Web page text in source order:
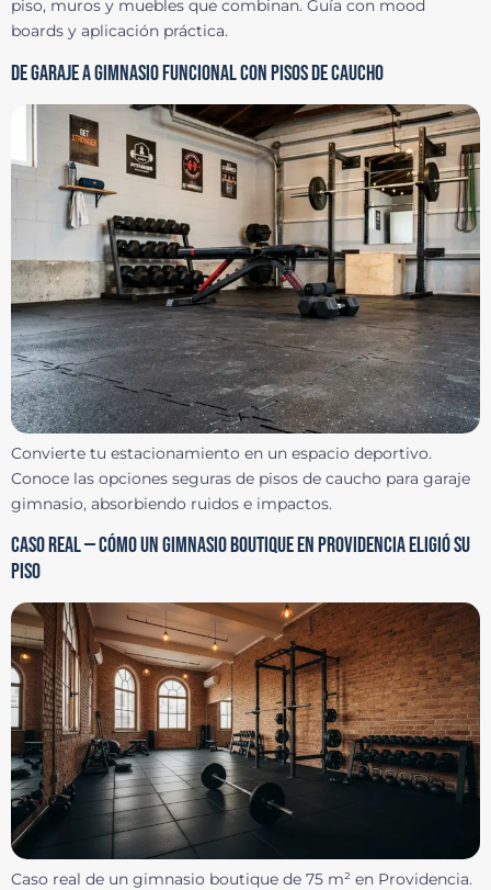
piso, muros y muebles que combinan. Guía con mood
boards y aplicación práctica.
DE GARAJE A GIMNASIO FUNCIONAL CON PISOS DE CAUCHO
Convierte tu estacionamiento en un espacio deportivo.
Conoce las opciones seguras de pisos de caucho para garaje
gimnasio, absorbiendo ruidos e impactos.
CASO REAL — CÓMO UN GIMNASIO BOUTIQUE EN PROVIDENCIA ELIGIÓ SU
PISO
Caso real de un gimnasio boutique de 75 m² en Providencia.